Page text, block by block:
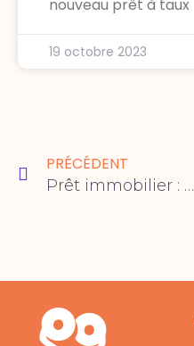
nouveau prêt à taux
19 octobre 2023
PRÉCÉDENT
Prêt immobilier : feu vert pour les jeunes !